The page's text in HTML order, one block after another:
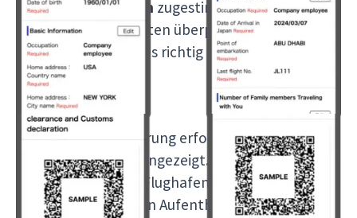
customs declaration zugestimmt haben, müssen
Sie nur noch Ihre Daten überprüfen und
bestätigen, dass alles richtig ist.
Sobald die Registrierung erfolgreich war, wird
Ihnen ein QR Code angezeigt. Diesen müssen Sie
bei der Einreise am Flughafen scannen lassen, um
ohne Probleme Ihren Aufenthalt genießen zu